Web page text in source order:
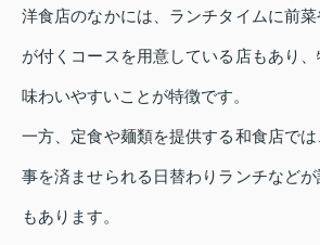
洋食店のなかには、ランチタイムに前
が付くコースを用意している店もあり
味わいやすいことが特徴です。
一方、定食や麺類を提供する和食店で
事を済ませられる日替わりランチなど
もあります。